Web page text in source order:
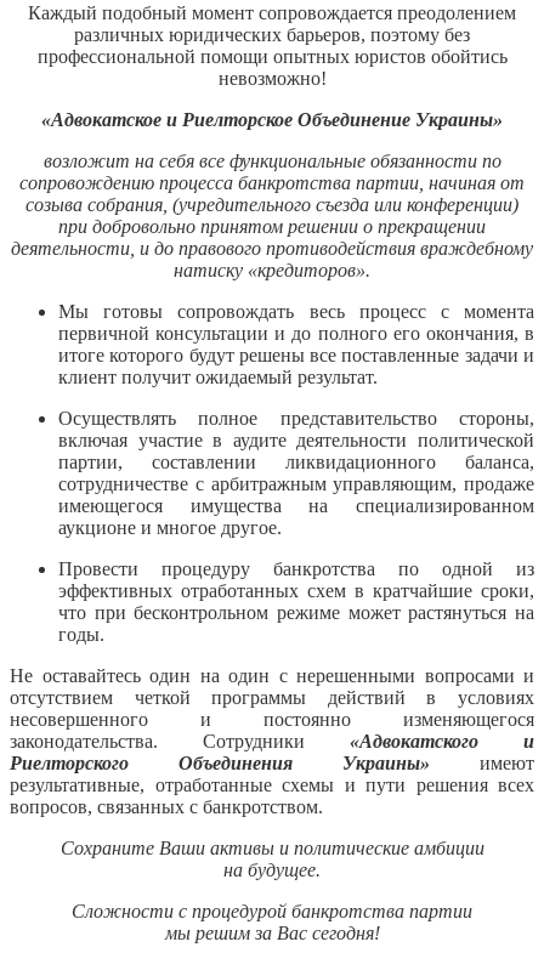
Каждый подобный момент сопровождается преодолением
различных юридических барьеров, поэтому без
профессиональной помощи опытных юристов обойтись
невозможно!
«Адвокатское и Риелторское Объединение Украины»
возложит на себя все функциональные обязанности по
сопровождению процесса банкротства партии, начиная от
созыва собрания, (учредительного съезда или конференции)
при добровольно принятом решении о прекращении
деятельности, и до правового противодействия враждебному
натиску «кредиторов».
Мы готовы сопровождать весь процесс с момента
первичной консультации и до полного его окончания, в
итоге которого будут решены все поставленные задачи и
клиент получит ожидаемый результат.
Осуществлять полное представительство стороны,
включая участие в аудите деятельности политической
партии, составлении ликвидационного баланса,
сотрудничестве с арбитражным управляющим, продаже
имеющегося имущества на специализированном
аукционе и многое другое.
Провести процедуру банкротства по одной из
эффективных отработанных схем в кратчайшие сроки,
что при бесконтрольном режиме может растянуться на
годы.
Не оставайтесь один на один с нерешенными вопросами и
отсутствием четкой программы действий в условиях
несовершенного и постоянно изменяющегося
законодательства. Сотрудники «Адвокатского и
Риелторского Объединения Украины» имеют
результативные, отработанные схемы и пути решения всех
вопросов, связанных с банкротством.
Сохраните Ваши активы и политические амбиции
на будущее.
Сложности с процедурой банкротства партии
мы решим за Вас сегодня!